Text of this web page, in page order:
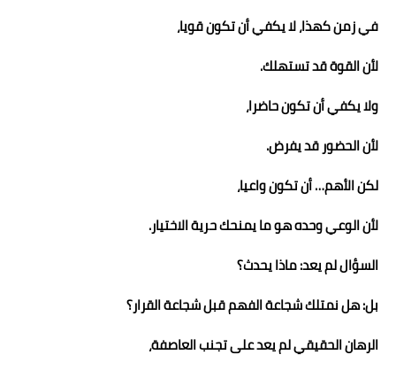
في زمن كهذا، لا يكفي أن تكون قويا،
لأن القوة قد تستهلك.
ولا يكفي أن تكون حاضرا،
لأن الحضور قد يفرض.
لكن الأهم… أن تكون واعيا،
لأن الوعي وحده هو ما يمنحك حرية الاختيار.
السؤال لم يعد: ماذا يحدث؟
بل: هل نمتلك شجاعة الفهم قبل شجاعة القرار؟
الرهان الحقيقي لم يعد على تجنب العاصفة،